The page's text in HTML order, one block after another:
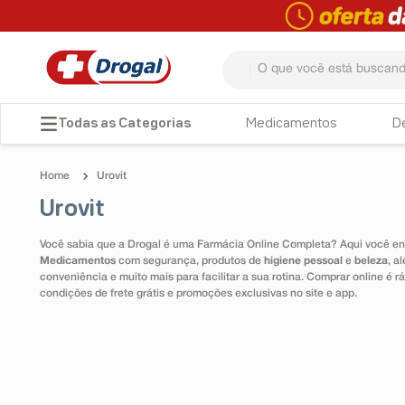
Medicamentos
Urovit
Urovit
Você sabia que a Drogal é uma Farmácia Online Completa? Aqui você
Medicamentos com segurança, produtos de higiene pessoal e beleza,
conveniência e muito mais para facilitar a sua rotina. Comprar online é
condições de frete grátis e promoções exclusivas no site e app.
TERMOS MAIS BUSCADOS
4º tadalafila
5º minoxidil